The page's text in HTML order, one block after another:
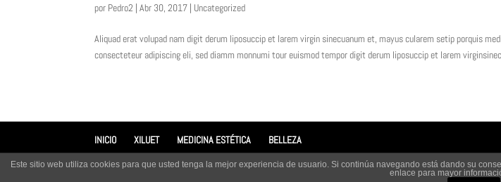
por Pedro2 | Abr 30, 2017 | Uncategorized
Aliquad erat volupad nam digit derum liposuccip et larem virgin sinecuanum et, mayus cularem setip porquis
consecteteur adipiscing eli, sed diamm monnumi tour euismod tempor digit derum liposuccip et larem
INICIO XILUET MEDICINA ESTÉTICA BELLEZA
Este sitio web utiliza cookies para que usted tenga la mejor experiencia de usuario. Si continúa navegando está dando su
enlace para mayor